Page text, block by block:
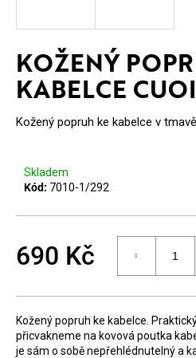
KOŽENÝ
KABELCE
Kožený popruh ke kabelce v
Skladem
Kód: 7010-1/292
690 Kč
Kožený popruh ke kabelce.
přicvakneme na kovová poutka
je sám o sobě nepřehlédnutelný a
E
T
E
N
A
T
HLEDAT